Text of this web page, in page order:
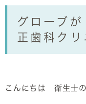
グローブ
正歯科クリ
こんにちは 衛生士